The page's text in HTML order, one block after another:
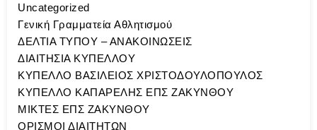
Uncategorized
Γενική Γραμματεία Αθλητισμού
ΔΕΛΤΙΑ ΤΥΠΟΥ – ΑΝΑΚΟΙΝΩΣΕΙΣ
ΔΙΑΙΤΗΣΙΑ ΚΥΠΕΛΛΟΥ
ΚΥΠΕΛΛΟ ΒΑΣΙΛΕΙΟΣ ΧΡΙΣΤΟΔΟΥΛΟΠΟΥΛΟΣ
ΚΥΠΕΛΛΟ ΚΑΠΑΡΕΛΗΣ ΕΠΣ ΖΑΚΥΝΘΟΥ
ΜΙΚΤΕΣ ΕΠΣ ΖΑΚΥΝΘΟΥ
ΟΡΙΣΜΟΙ ΔΙΑΙΤΗΤΩΝ